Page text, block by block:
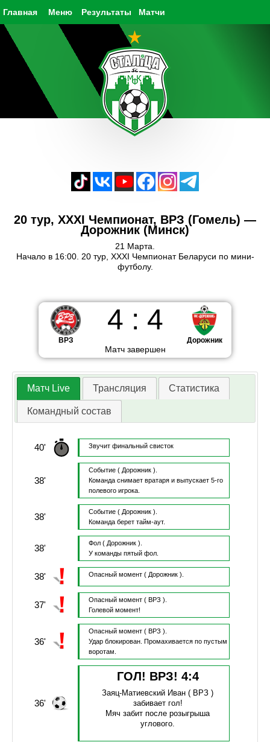
Главная Результаты Матчи
Меню
20 тур, XXXI Чемпионат, ВРЗ (Гомель) —
Дорожник (Минск)
21 Марта.
Начало в 16:00. 20 тур, XXXI Чемпионат Беларуси по мини-
футболу.
ВРЗ
4 : 4
Матч завершен
Дорожник
Матч Live Трансляция Статистика
Командный состав
40' Звучит финальный свисток
38'
Событие ( Дорожник ).
Команда снимает вратаря и выпускает 5-го
полевого игрока.
38' Событие ( Дорожник ).
Команда берет тайм-аут.
38' Фол ( Дорожник ).
У команды пятый фол.
38' Опасный момент ( Дорожник ).
37' Опасный момент ( ВРЗ ).
Голевой момент!
36'
Опасный момент ( ВРЗ ).
Удар блокирован.
Промахивается по пустым
воротам.
36'
ГОЛ! ВРЗ! 4:4
Заяц-Матиевский Иван ( ВРЗ )
забивает гол!
Мяч забит после розыгрыша
углового.